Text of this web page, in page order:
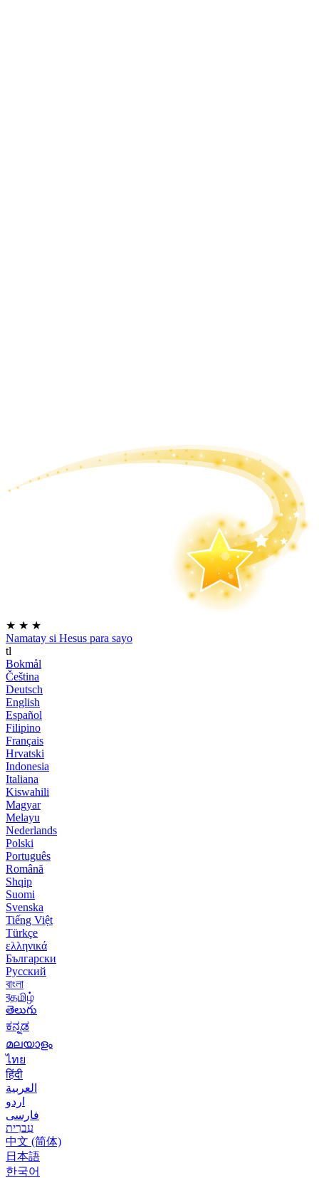
★ ★ ★
Namatay si Hesus para sayo
tl
Bokmål
Čeština
Deutsch
English
Español
Filipino
Français
Hrvatski
Indonesia
Italiana
Kiswahili
Magyar
Melayu
Nederlands
Polski
Português
Română
Shqip
Suomi
Svenska
Tiếng Việt
Türkçe
ελληνικά
Български
Русский
বাংলা
বதமிழ்
తెలుగు
ಕನ್ನಡ
മലയാളം
ไทย
हिंदी
العربية
اردو
فارسی
עִברִית
中文 (简体)
日本語
한국어